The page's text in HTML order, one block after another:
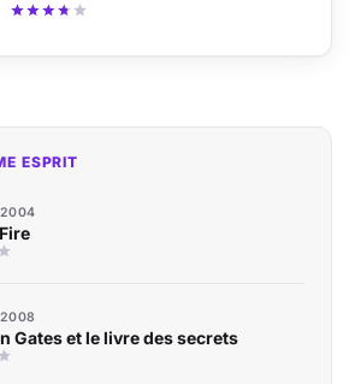
ESPRIT
2004
2008
Gates et le livre des secrets